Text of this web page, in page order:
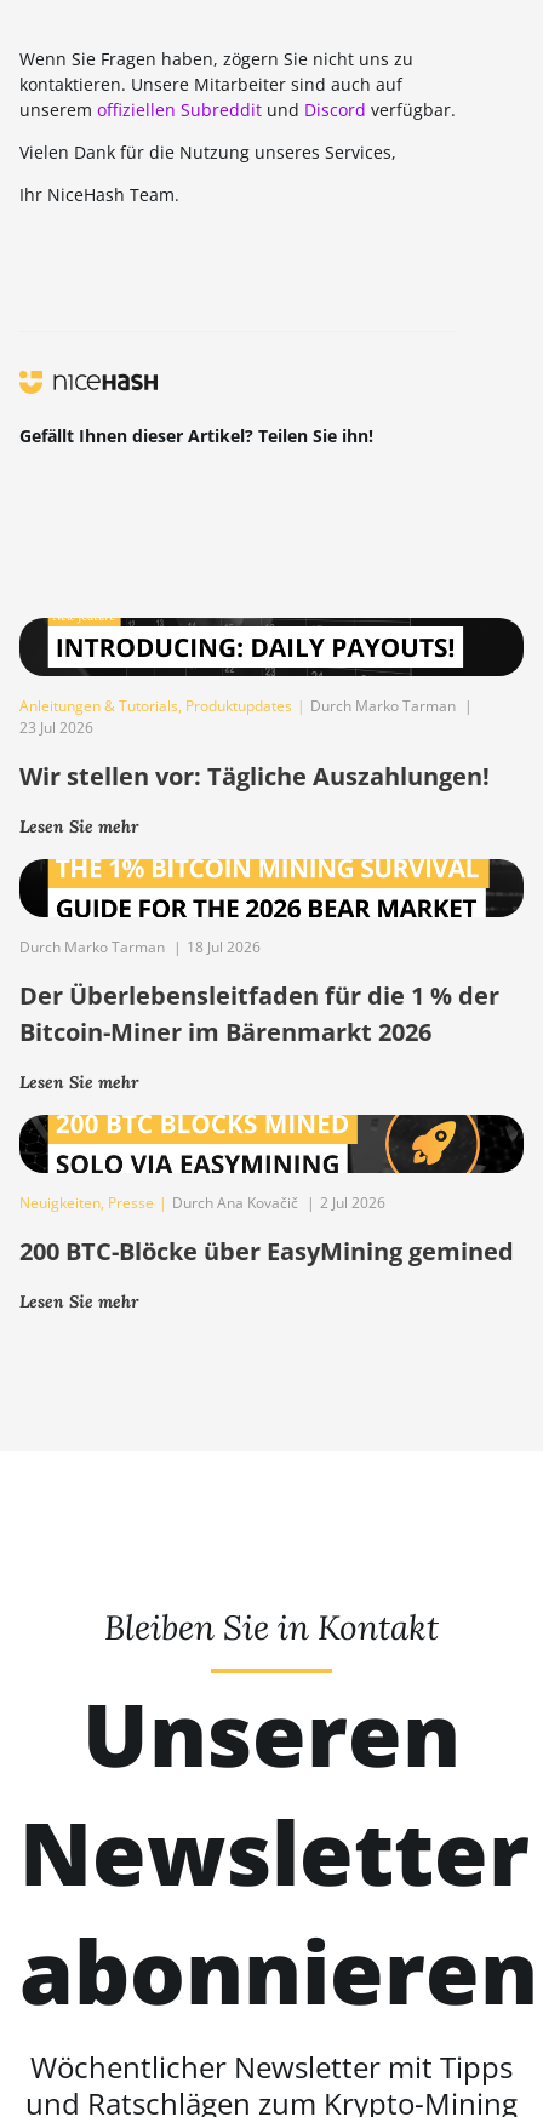
Wenn Sie Fragen haben, zögern Sie nicht uns zu
kontaktieren. Unsere Mitarbeiter sind auch auf
unserem offiziellen Subreddit und Discord verfügbar.
Vielen Dank für die Nutzung unseres Services,
Ihr NiceHash Team.
Gefällt Ihnen dieser Artikel? Teilen Sie ihn!
Anleitungen & Tutorials, Produktupdates | Durch Marko Tarman |
23 Jul 2026
Wir stellen vor: Tägliche Auszahlungen!
Lesen Sie mehr
Durch Marko Tarman | 18 Jul 2026
Der Überlebensleitfaden für die 1 % der
Bitcoin-Miner im Bärenmarkt 2026
Lesen Sie mehr
Neuigkeiten, Presse | Durch Ana Kovačič | 2 Jul 2026
200 BTC-Blöcke über EasyMining gemined
Lesen Sie mehr
Bleiben Sie in Kontakt
Unseren
Newsletter
abonnieren
Wöchentlicher Newsletter mit Tipps
und Ratschlägen zum Krypto-Mining